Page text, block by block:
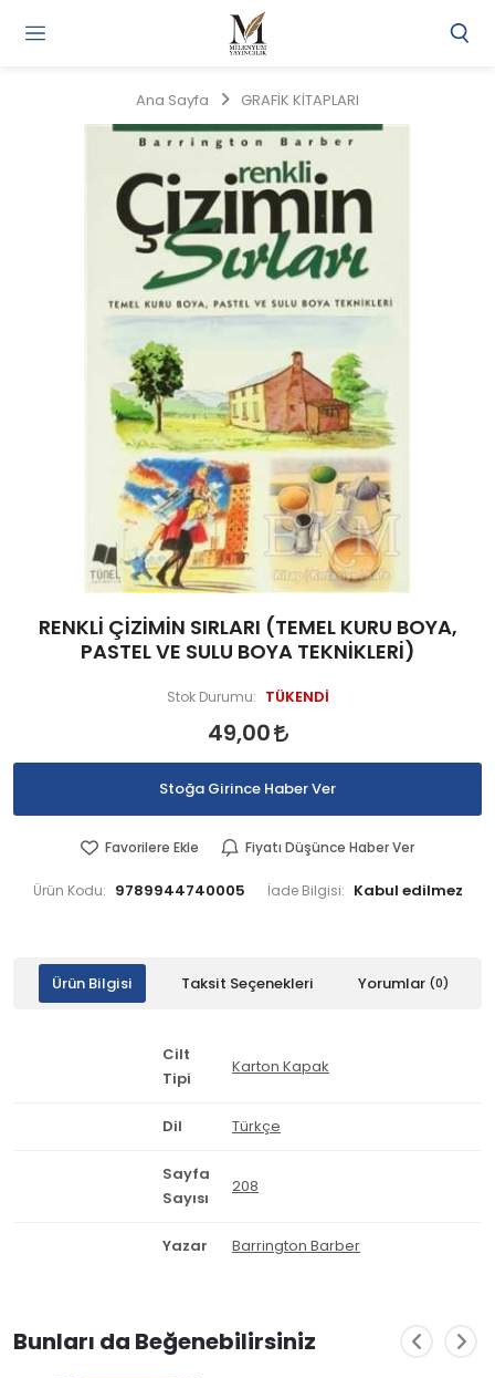
Ana Sayfa GRAFİK KİTAPLARI
RENKLİ ÇİZİMİN SIRLARI (TEMEL KURU BOYA,
PASTEL VE SULU BOYA TEKNİKLERİ)
Stok Durumu: TÜKENDİ
49,00
Stoğa Girince Haber Ver
Favorilere Ekle Fiyatı Düşünce Haber Ver
Ürün Kodu: 9789944740005 İade Bilgisi:
Ürün Bilgisi Taksit Seçenekleri Yorumlar (0)
Cilt
Tipi
Karton Kapak
Dil Türkçe
Sayfa
Sayısı
208
Yazar Barrington Barber
Bunları da Beğenebilirsiniz